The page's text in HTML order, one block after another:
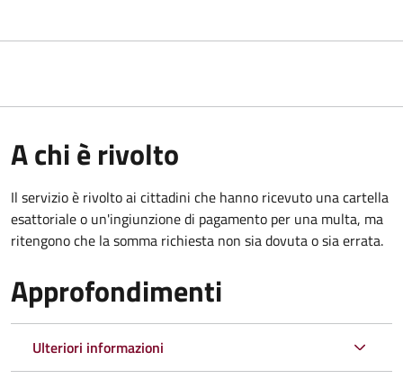
A chi è rivolto
Il servizio è rivolto ai cittadini che hanno ricevuto una cartella
esattoriale o un'ingiunzione di pagamento per una multa, ma
ritengono che la somma richiesta non sia dovuta o sia errata.
Approfondimenti
Ulteriori informazioni